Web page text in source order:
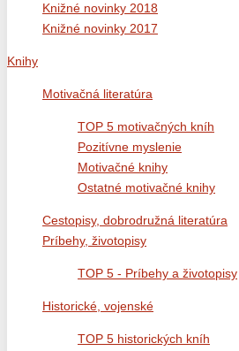
Knižné novinky 2018
Knižné novinky 2017
Knihy
Motivačná literatúra
TOP 5 motivačných kníh
Pozitívne myslenie
Motivačné knihy
Ostatné motivačné knihy
Cestopisy, dobrodružná literatúra
Príbehy, životopisy
TOP 5 - Príbehy a životopisy
Historické, vojenské
TOP 5 historických kníh